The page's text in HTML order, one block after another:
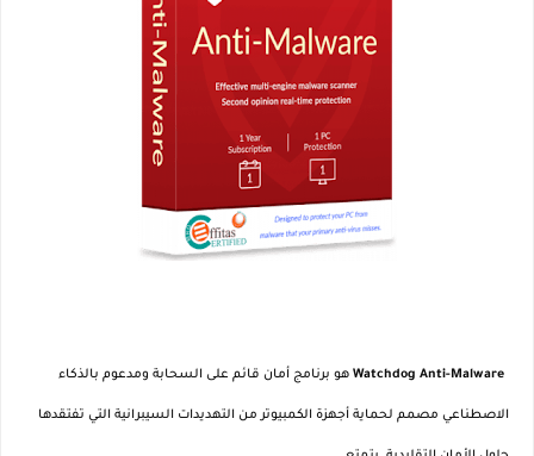
Watchdog Anti-Malware هو برنامج أمان قائم على السحابة ومدعوم بالذكاء
الاصطناعي مصمم لحماية أجهزة الكمبيوتر من التهديدات السيبرانية التي تفتقدها